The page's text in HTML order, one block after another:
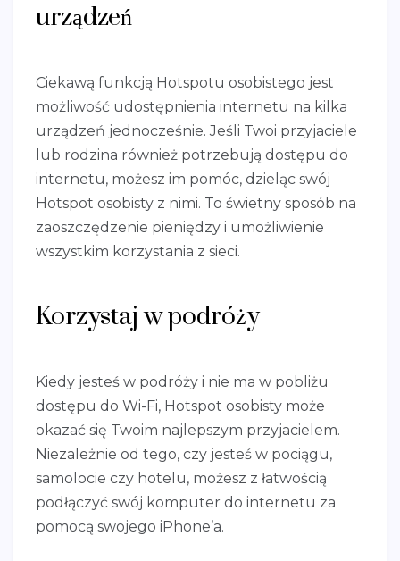
urządzeń
Ciekawą funkcją Hotspotu osobistego jest
możliwość udostępnienia internetu na kilka
urządzeń jednocześnie. Jeśli Twoi przyjaciele
lub rodzina również potrzebują dostępu do
internetu, możesz im pomóc, dzieląc swój
Hotspot osobisty z nimi. To świetny sposób na
zaoszczędzenie pieniędzy i umożliwienie
wszystkim korzystania z sieci.
Korzystaj w podróży
Kiedy jesteś w podróży i nie ma w pobliżu
dostępu do Wi-Fi, Hotspot osobisty może
okazać się Twoim najlepszym przyjacielem.
Niezależnie od tego, czy jesteś w pociągu,
samolocie czy hotelu, możesz z łatwością
podłączyć swój komputer do internetu za
pomocą swojego iPhone’a.